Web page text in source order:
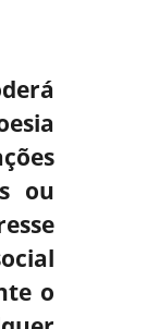
ou
o